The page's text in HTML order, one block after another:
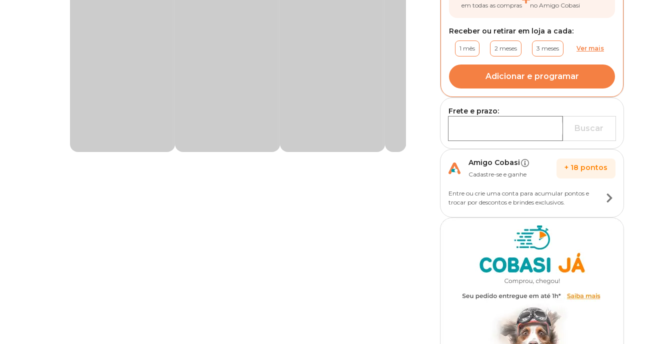
em todas as compras no Amigo Cobasi
Receber ou retirar em loja a cada:
1 mês 2 meses 3 meses Ver mais
Adicionar e programar
Frete e prazo:
Buscar
Amigo Cobasi
Cadastre-se e ganhe
+ 18 pontos
Entre ou crie uma conta para acumular pontos e
trocar por descontos e brindes exclusivos.